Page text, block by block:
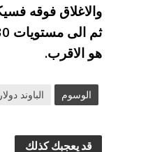
هو الاقرب.
الوسوم الباوند دولار
قد يعجبك كذلك